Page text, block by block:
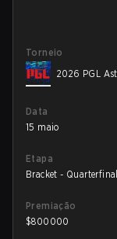
Torneio
2026 PGL
Data
15 maio
Etapa
Bracket - Quarterfinal
Premiação
$800000